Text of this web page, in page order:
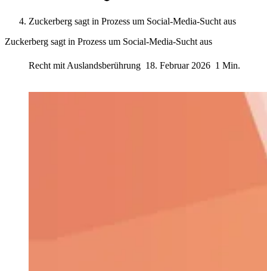
Zuckerberg sagt in Prozess um Social‑Media‑Sucht aus
Zuckerberg sagt in Prozess um Social‑Media‑Sucht aus
Recht mit Auslandsberührung 18. Februar 2026 1 Min.